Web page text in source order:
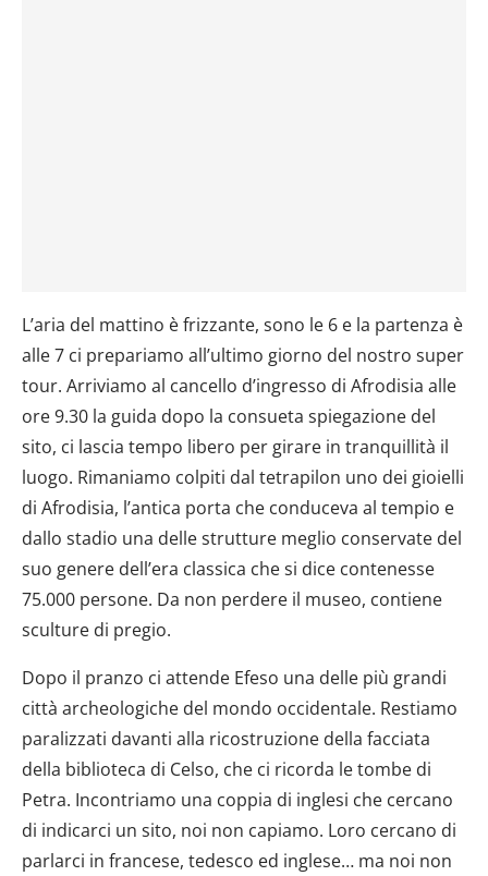
L’aria del mattino è frizzante, sono le 6 e la partenza è
alle 7 ci prepariamo all’ultimo giorno del nostro super
tour. Arriviamo al cancello d’ingresso di Afrodisia alle
ore 9.30 la guida dopo la consueta spiegazione del
sito, ci lascia tempo libero per girare in tranquillità il
luogo. Rimaniamo colpiti dal tetrapilon uno dei gioielli
di Afrodisia, l’antica porta che conduceva al tempio e
dallo stadio una delle strutture meglio conservate del
suo genere dell’era classica che si dice contenesse
75.000 persone. Da non perdere il museo, contiene
sculture di pregio.
Dopo il pranzo ci attende Efeso una delle più grandi
città archeologiche del mondo occidentale. Restiamo
paralizzati davanti alla ricostruzione della facciata
della biblioteca di Celso, che ci ricorda le tombe di
Petra. Incontriamo una coppia di inglesi che cercano
di indicarci un sito, noi non capiamo. Loro cercano di
parlarci in francese, tedesco ed inglese… ma noi non